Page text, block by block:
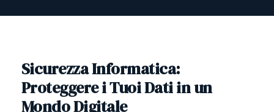
Sicurezza Informatica:
Proteggere i Tuoi Dati in un
Mondo Digitale